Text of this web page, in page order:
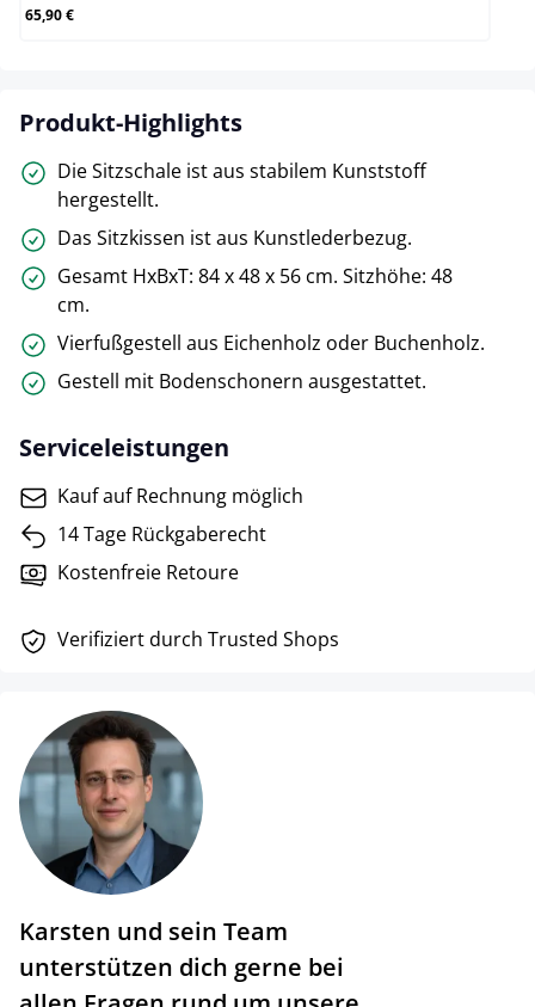
65,90 €
Produkt-Highlights
Die Sitzschale ist aus stabilem Kunststoff
hergestellt.
Das Sitzkissen ist aus Kunstlederbezug.
Gesamt HxBxT: 84 x 48 x 56 cm. Sitzhöhe: 48
cm.
Vierfußgestell aus Eichenholz oder Buchenholz.
Gestell mit Bodenschonern ausgestattet.
Serviceleistungen
Kauf auf Rechnung möglich
14 Tage Rückgaberecht
Kostenfreie Retoure
Verifiziert durch Trusted Shops
Karsten und sein Team
unterstützen dich gerne bei